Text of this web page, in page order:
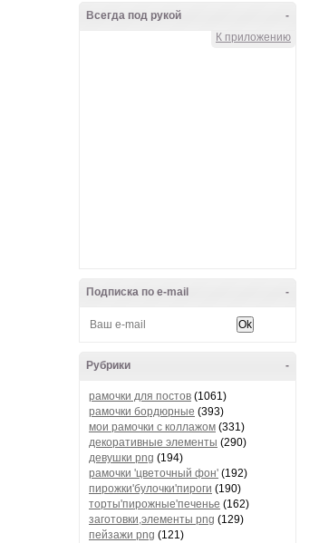
-
Всегда под рукой
К приложению
-
Подписка по e-mail
-
Рубрики
рамочки для постов (1061)
рамочки бордюрные (393)
мои рамочки с коллажом (331)
декоративные элементы (290)
девушки png (194)
рамочки 'цветочный фон' (192)
пирожки'булочки'пироги (190)
торты'пирожные'печенье (162)
заготовки,элементы png (129)
пейзажи png (121)